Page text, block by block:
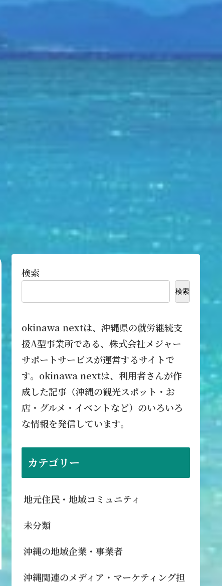
検索
検索
okinawa nextは、沖縄県の就労継続支
援A型事業所である、株式会社メジャー
サポートサービスが運営するサイトで
す。okinawa nextは、利用者さんが作
成した記事（沖縄の観光スポット・お
店・グルメ・イベントなど）のいろいろ
な情報を発信しています。
カテゴリー
地元住民・地域コミュニティ
未分類
沖縄の地域企業・事業者
沖縄関連のメディア・マーケティング担